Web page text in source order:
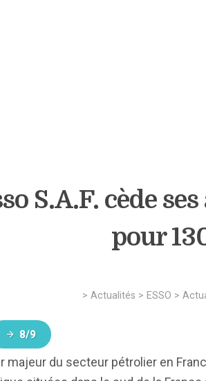
S.A.F. cède
pour
> Actualités > ESSO >
8/9
majeur du secteur pétrolier en